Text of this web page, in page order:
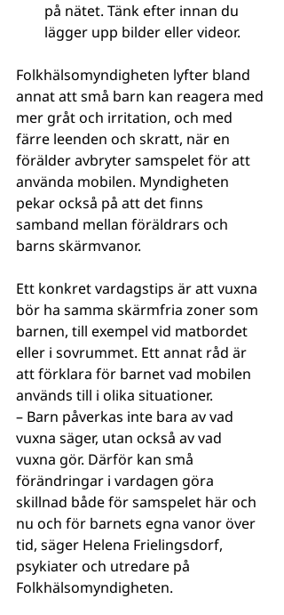
på nätet. Tänk efter innan du
lägger upp bilder eller videor.
Folkhälsomyndigheten lyfter bland
annat att små barn kan reagera med
mer gråt och irritation, och med
färre leenden och skratt, när en
förälder avbryter samspelet för att
använda mobilen. Myndigheten
pekar också på att det finns
samband mellan föräldrars och
barns skärmvanor.
Ett konkret vardagstips är att vuxna
bör ha samma skärmfria zoner som
barnen, till exempel vid matbordet
eller i sovrummet. Ett annat råd är
att förklara för barnet vad mobilen
används till i olika situationer.
– Barn påverkas inte bara av vad
vuxna säger, utan också av vad
vuxna gör. Därför kan små
förändringar i vardagen göra
skillnad både för samspelet här och
nu och för barnets egna vanor över
tid, säger Helena Frielingsdorf,
psykiater och utredare på
Folkhälsomyndigheten.